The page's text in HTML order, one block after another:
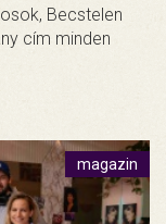
Becstelen
cím minden
magazin